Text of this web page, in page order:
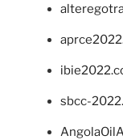
sbcc-